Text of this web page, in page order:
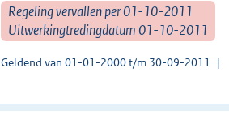
Regeling vervallen per 01-10-2011
Uitwerkingtredingdatum 01-10-2011
Geldend van 01-01-2000 t/m 30-09-2011